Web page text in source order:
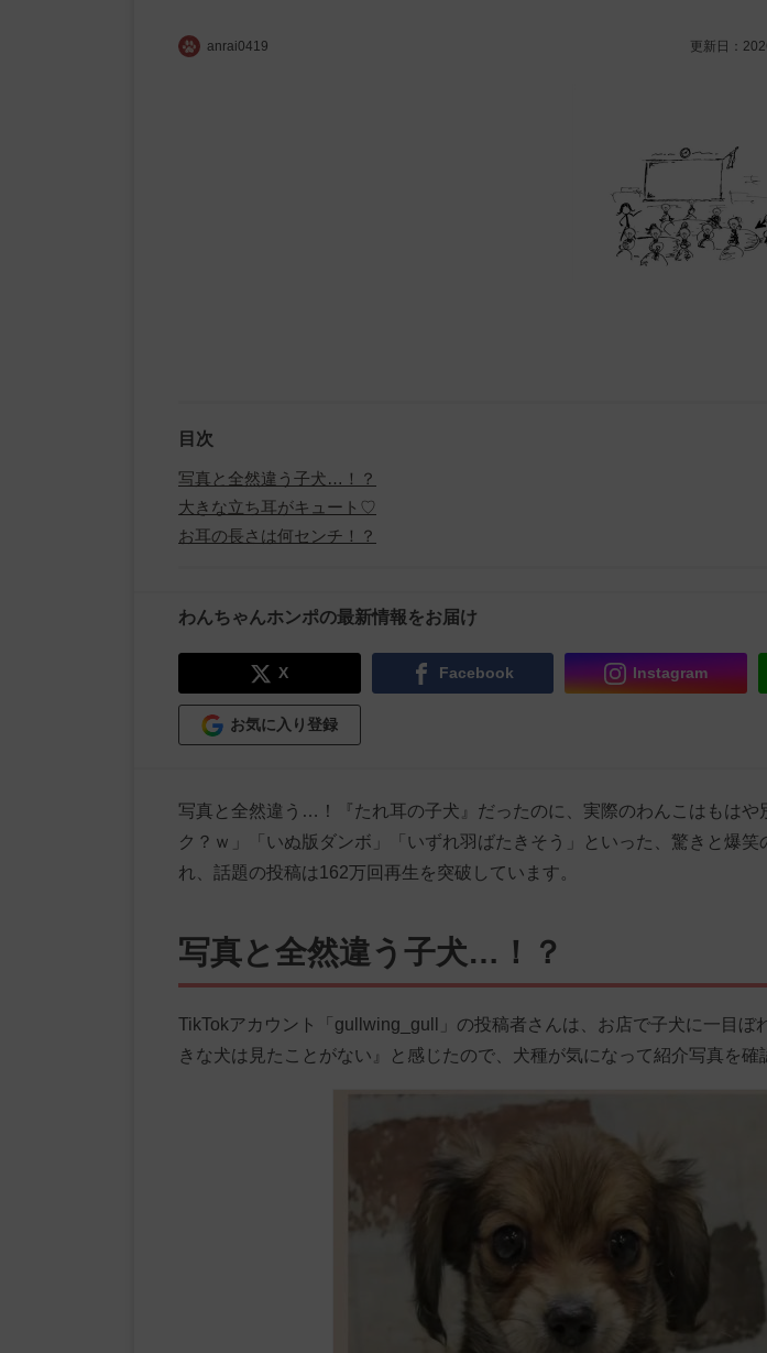
anrai0419 更新日：
目次
写真と全然違う子犬…！？
大きな立ち耳がキュート♡
お耳の長さは何センチ！？
わんちゃんホンポの最新情報をお届け
X Facebook Instagram
お気に入り登録
写真と全然違う…！『たれ耳の子犬』だったのに、実際のわんこはもはや
ク？ｗ」「いぬ版ダンボ」「いずれ羽ばたきそう」といった、驚きと爆笑
れ、話題の投稿は162万回再生を突破しています。
写真と全然違う子犬…！？
TikTokアカウント「gullwing_gull」の投稿者さんは、お店で子犬に一目ぼ
きな犬は見たことがない』と感じたので、犬種が気になって紹介写真を確